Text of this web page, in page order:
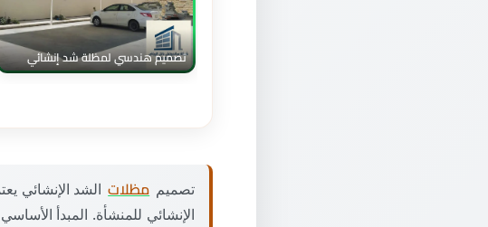
تصميم هندسي لمظلة شد إنشائي
تصميم مظلات الشد الإنشائي